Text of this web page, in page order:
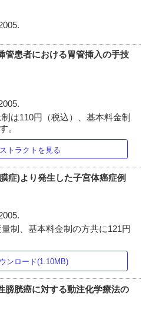
管患者における胃管挿入の手技
は110円（税込）、基本料金制
。
トラクトを見る
症)より発生した子宮体癌症例
制、基本料金制の方共に121円
ンロード(1.10MB)
膀胱癌に対する動注化学療法の